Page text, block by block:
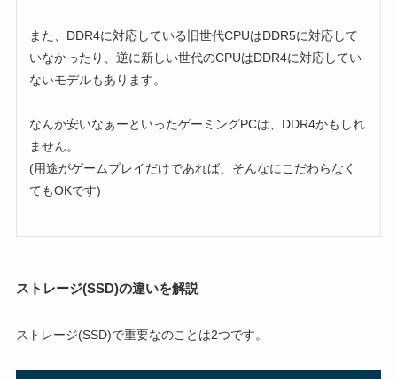
また、DDR4に対応している旧世代CPUはDDR5に対応して
いなかったり、逆に新しい世代のCPUはDDR4に対応してい
ないモデルもあります。
なんか安いなぁーといったゲーミングPCは、DDR4かもしれ
ません。
(用途がゲームプレイだけであれば、そんなにこだわらなく
てもOKです)
ストレージ(SSD)の違いを解説
ストレージ(SSD)で重要なのことは2つです。